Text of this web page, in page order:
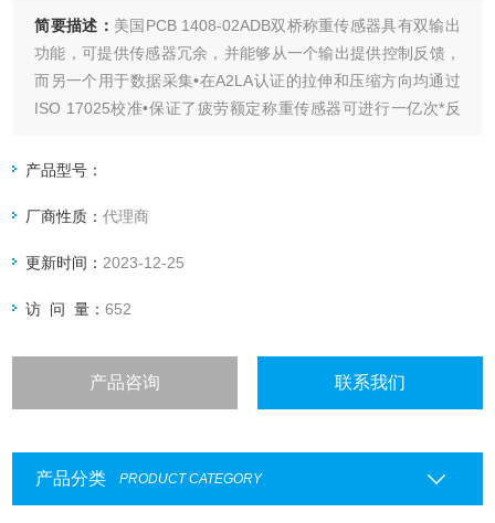
简要描述： 美国PCB 1408-02ADB双桥称重传感器具有双输出
功能，可提供传感器冗余，并能够从一个输出提供控制反馈，
而另一个用于数据采集•在A2LA认证的拉伸和压缩方向均通过
ISO 17025校准•保证了疲劳额定称重传感器可进行一亿次*反
电阻，便于在测试现场进行校准
产品型号：
厂商性质：代理商
更新时间： 2023-12-25
访 问 量：652
产品咨询 联系我们
产品分类 PRODUCT CATEGORY